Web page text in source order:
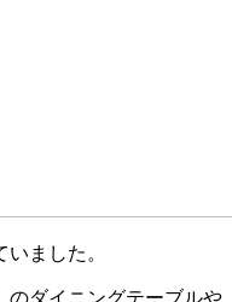
ました。
のダイニングテーブルや